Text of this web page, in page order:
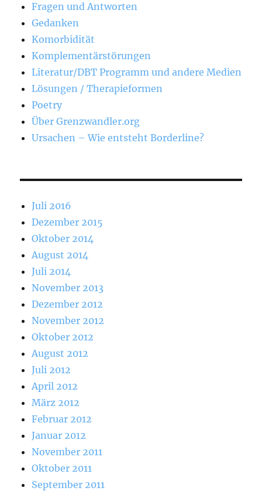
Fragen und Antworten
Gedanken
Komorbidität
Komplementärstörungen
Literatur/DBT Programm und andere Medien
Lösungen / Therapieformen
Poetry
Über Grenzwandler.org
Ursachen – Wie entsteht Borderline?
Juli 2016
Dezember 2015
Oktober 2014
August 2014
Juli 2014
November 2013
Dezember 2012
November 2012
Oktober 2012
August 2012
Juli 2012
April 2012
März 2012
Februar 2012
Januar 2012
November 2011
Oktober 2011
September 2011